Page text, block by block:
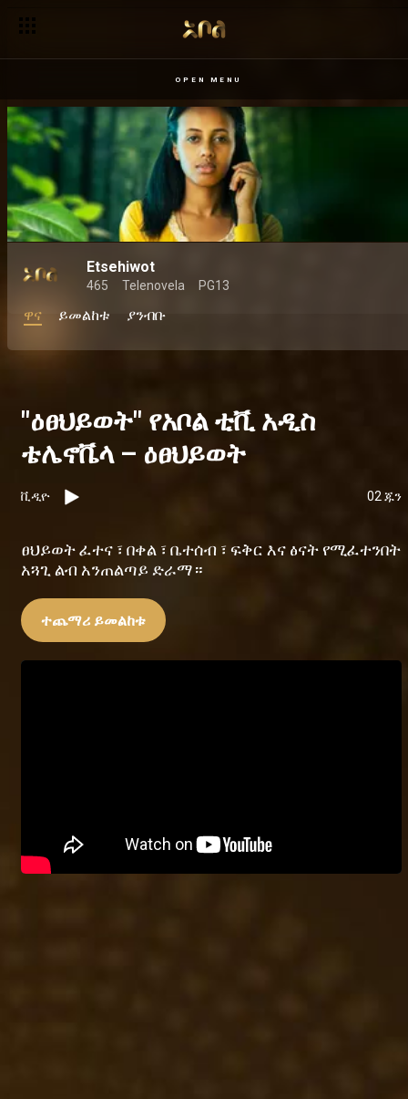
OPEN MENU
Etsehiwot
465 Telenovela PG13
ዋና ይመልከቱ ያንብቡ
"ዕፀህይወት" የአቦል ቲቪ አዲስ
ቴሌኖቬላ – ዕፀህይወት
ቪዲዮ 02 ጁን
ፀህይወት ፈተና ፣ በቀል ፣ ቤተሰብ ፣ ፍቅር እና ፅናት የሚፈተንበት
አጓጊ ልብ አንጠልጣይ ድራማ።
ተጨማሪ ይመልከቱ